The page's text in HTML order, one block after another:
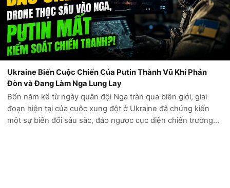
Ukraine Biến Cuộc Chiến Của Putin Thành Vũ Khí Phản
Đòn và Đang Làm Nga Lung Lay
Bốn năm kể từ ngày quân đội Nga tràn qua biên giới, giai
đoạn hiện tại của cuộc xung đột ở Ukraine đã chứng kiến
một sự biến đổi sâu sắc, đảo ngược cục diện chiến trường